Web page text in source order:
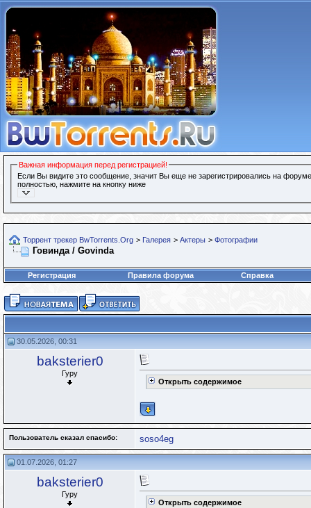
Важная информация перед регистрацией!
Если Вы видите это сообщение, значит Вы еще не зарегистрировались на
полностью, нажмите на кнопку ниже
Торрент трекер BwTorrents.Org > Галерея > Актеры > Фотографии
Говинда / Govinda
Регистрация Правила форума Справка
30.05.2026, 00:31
baksterier0
Гуру
Открыть содержимое
Пользователь сказал cпасибо: soso4eg
01.07.2026, 01:27
baksterier0
Гуру
Открыть содержимое